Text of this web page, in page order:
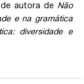
autora de Não
e na gramática
diversidade e